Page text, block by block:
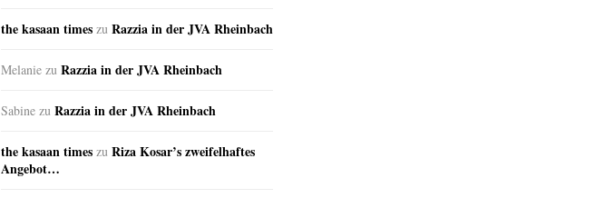
the kasaan times zu Razzia in der JVA Rheinbach
Melanie zu Razzia in der JVA Rheinbach
Sabine zu Razzia in der JVA Rheinbach
the kasaan times zu Riza Kosar’s zweifelhaftes
Angebot…